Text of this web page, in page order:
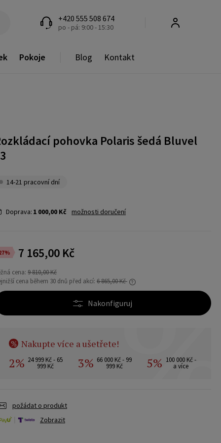
+420 555 508 674
po - pá: 9:00 - 15:30
Pokoje Blog Kontakt
pohovka Polaris šedá Bluvel
14-21 pracovní dní
Doprava: 1 000,00 Kč možnosti doručení
7 165,00 Kč
cena: 9 810,00 Kč
cena během 30 dnů před akcí: 6 865,00 Kč
Pokud se produkt prodává méně než 30 dní,
zobrazí se nejnižší cena od uvedení produktu
Nakonfiguruj
% Nakupte více a ušetřete!
2% 24 999 Kč - 65
999 Kč 3% 66 000 Kč - 99
999 Kč 5% 100 000 Kč -
a více
požádat o produkt
Zobrazit